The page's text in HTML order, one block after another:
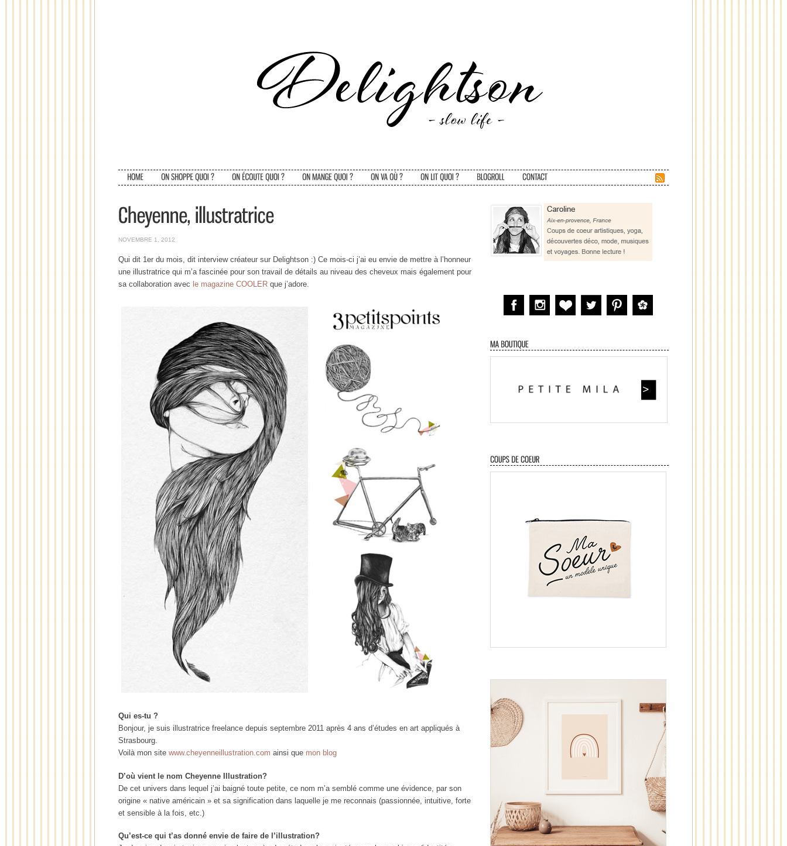
NOVEMBRE 1, 2012
Qui dit 1er du mois, dit interview créateur sur Delightson :) Ce mois-ci j’ai eu envie de mettre à l’honneur
une illustratrice qui m’a fascinée pour son travail de détails au niveau des cheveux mais également pour
sa collaboration avec le magazine COOLER que j’adore.
Qui es-tu ?
Bonjour, je suis illustratrice freelance depuis septembre 2011 après 4 ans d’études en art appliqués à
Strasbourg.
Voilà mon site www.cheyenneillustration.com ainsi que mon blog
D’où vient le nom Cheyenne Illustration?
De cet univers dans lequel j’ai baigné toute petite, ce nom m’a semblé comme une évidence, par son
origine « native américain » et sa signification dans laquelle je me reconnais (passionnée, intuitive, forte
et sensible à la fois, etc.)
Qu’est-ce qui t’as donné envie de faire de l’illustration?